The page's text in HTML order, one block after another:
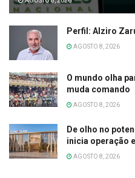
Perfil: Alziro
AGOSTO 8, 2026
O mundo olha
muda comando
AGOSTO 8, 2026
De olho no
inicia operação
AGOSTO 8, 2026